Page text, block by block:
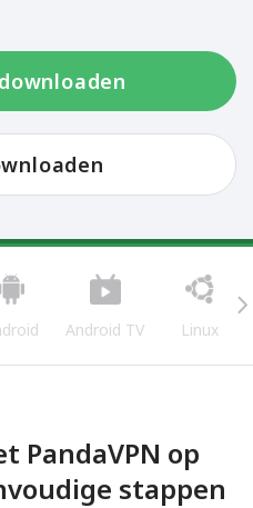
Android TV Linux
PandaVPN op
stappen